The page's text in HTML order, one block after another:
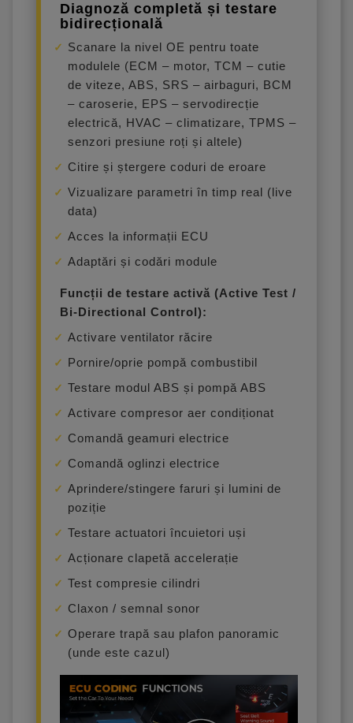
Diagnoză completă și testare
bidirecțională
Scanare la nivel OE pentru toate
modulele (ECM – motor, TCM – cutie
de viteze, ABS, SRS – airbaguri, BCM
– caroserie, EPS – servodirecție
electrică, HVAC – climatizare, TPMS –
senzori presiune roți și altele)
Citire și ștergere coduri de eroare
Vizualizare parametri în timp real (live
data)
Acces la informații ECU
Adaptări și codări module
Funcții de testare activă (Active Test /
Bi-Directional Control):
Activare ventilator răcire
Pornire/oprie pompă combustibil
Testare modul ABS și pompă ABS
Activare compresor aer condiționat
Comandă geamuri electrice
Comandă oglinzi electrice
Aprindere/stingere faruri și lumini de
poziție
Testare actuatori încuietori uși
Acționare clapetă accelerație
Test compresie cilindri
Claxon / semnal sonor
Operare trapă sau plafon panoramic
(unde este cazul)